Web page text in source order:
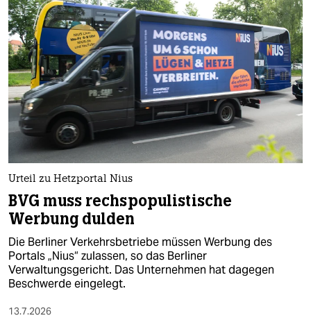
genossenschaft
epaper login
Urteil zu Hetzportal Nius
BVG muss rechspopulistische
Werbung dulden
Die Berliner Verkehrsbetriebe müssen Werbung des
Portals „Nius“ zulassen, so das Berliner
Verwaltungsgericht. Das Unternehmen hat dagegen
Beschwerde eingelegt.
13.7.2026